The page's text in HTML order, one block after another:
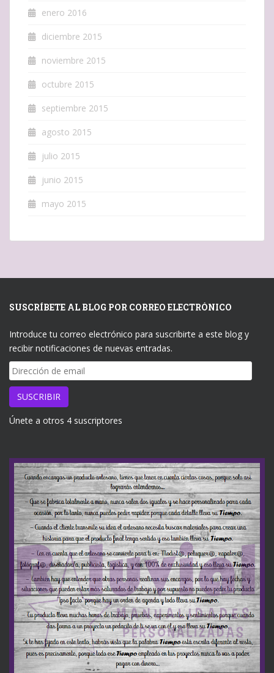
enero 2016
diciembre 2015
noviembre 2015
octubre 2015
septiembre 2015
agosto 2015
julio 2015
junio 2015
mayo 2015
SUSCRÍBETE AL BLOG POR CORREO ELECTRÓNICO
Introduce tu correo electrónico para suscribirte a este blog y
recibir notificaciones de nuevas entradas.
Dirección
de
email
SUSCRIBIR
Únete a otros 4 suscriptores